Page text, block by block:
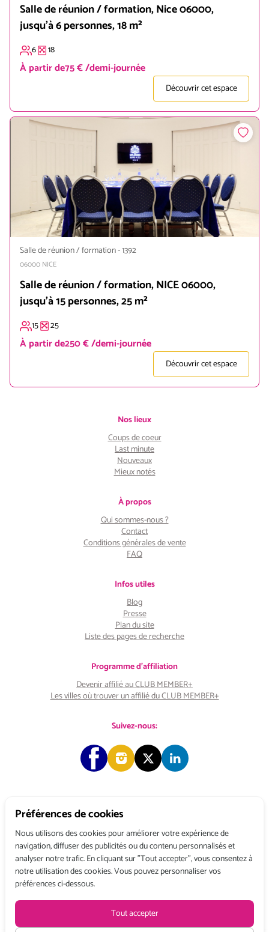
Préférences de cookies
Nous utilisons des cookies pour améliorer votre expérience de
navigation, diffuser des publicités ou du contenu personnalisés et
analyser notre trafic. En cliquant sur "Tout accepter", vous consentez à
notre utilisation des cookies. Vous pouvez personnaliser vos
préférences ci-dessous.
Tout accepter
Salle de réunion / formation, Nice 06000,
jusqu'à 6 personnes, 18 m²
6 18
À partir de75 € /demi-journée
Découvrir cet espace
Salle de réunion / formation-1392
06000 NICE
Salle de réunion / formation, NICE 06000,
jusqu'à 15 personnes, 25 m²
15 25
À partir de250 € /demi-journée
Découvrir cet espace
Nos lieux
Coups de coeur
Last minute
Nouveaux
Mieux notés
À propos
Qui sommes-nous ?
Contact
Conditions générales de vente
FAQ
Infos utiles
Blog
Presse
Plan du site
Liste des pages de recherche
Programme d'affiliation
Devenir affilié au CLUB MEMBER+
Les villes où trouver un affilié du CLUB MEMBER+
Suivez-nous:
Copyright © 2026 Choose & Work. Tous droits réservés.
Tél: +33 (0) 1 80 522 522
Belgique : 156, avenue de Floréal – 1180 BRUXELLES
Conditions générales de ventePolitique de confidentialitéMentions légales